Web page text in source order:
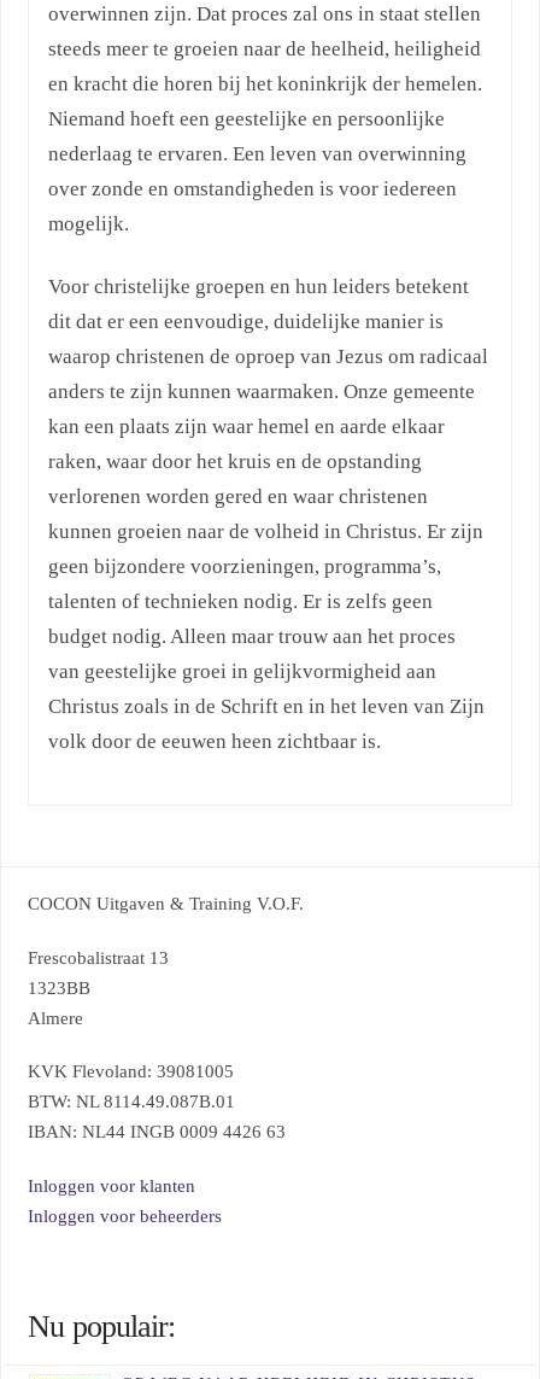
overwinnen zijn. Dat proces zal ons in staat stellen
steeds meer te groeien naar de heelheid, heiligheid
en kracht die horen bij het koninkrijk der hemelen.
Niemand hoeft een geestelijke en persoonlijke
nederlaag te ervaren. Een leven van overwinning
over zonde en omstandigheden is voor iedereen
mogelijk.
Voor christelijke groepen en hun leiders betekent
dit dat er een eenvoudige, duidelijke manier is
waarop christenen de oproep van Jezus om radicaal
anders te zijn kunnen waarmaken. Onze gemeente
kan een plaats zijn waar hemel en aarde elkaar
raken, waar door het kruis en de opstanding
verlorenen worden gered en waar christenen
kunnen groeien naar de volheid in Christus. Er zijn
geen bijzondere voorzieningen, programma’s,
talenten of technieken nodig. Er is zelfs geen
budget nodig. Alleen maar trouw aan het proces
van geestelijke groei in gelijkvormigheid aan
Christus zoals in de Schrift en in het leven van Zijn
volk door de eeuwen heen zichtbaar is.
COCON Uitgaven & Training V.O.F.
Frescobalistraat 13
1323BB
Almere
KVK Flevoland: 39081005
BTW: NL 8114.49.087B.01
IBAN: NL44 INGB 0009 4426 63
Inloggen voor klanten
Inloggen voor beheerders
Nu populair: